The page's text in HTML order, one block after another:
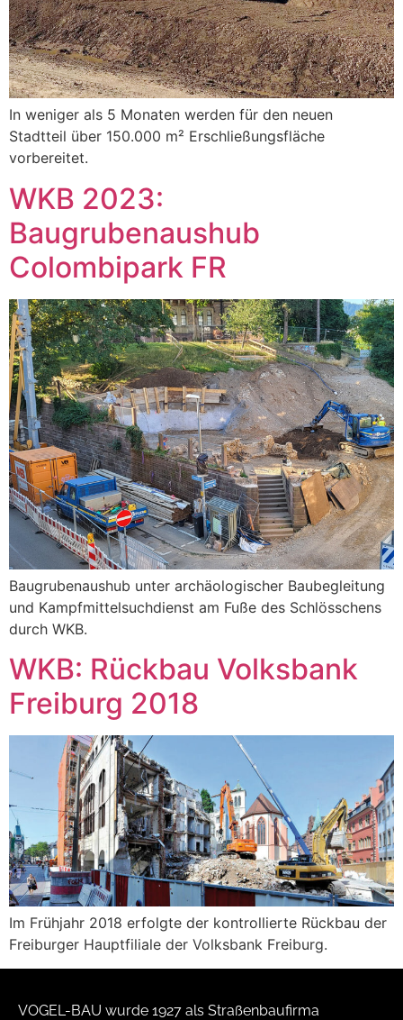
In weniger als 5 Monaten werden für den neuen
Stadtteil über 150.000 m² Erschließungsfläche
vorbereitet.
WKB 2023:
Baugrubenaushub
Colombipark FR
Baugrubenaushub unter archäologischer Baubegleitung
und Kampfmittelsuchdienst am Fuße des Schlösschens
durch WKB.
WKB: Rückbau Volksbank
Freiburg 2018
Im Frühjahr 2018 erfolgte der kontrollierte Rückbau der
Freiburger Hauptfiliale der Volksbank Freiburg.
VOGEL-BAU wurde 1927 als Straßenbaufirma